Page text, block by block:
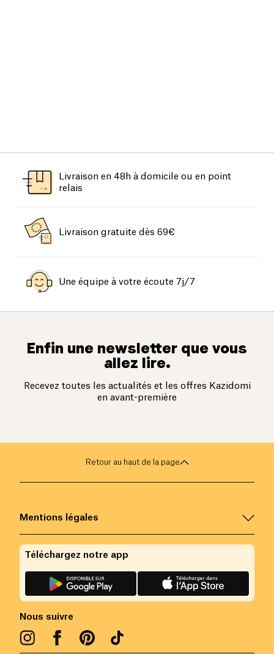
Livraison en 48h à domicile ou en point
relais
Livraison gratuite dès 69€
Une équipe à votre écoute 7j/7
Enfin une newsletter que vous
allez lire.
Recevez toutes les actualités et les offres Kazidomi
en avant-première
Retour au haut de la page
Mentions légales
Nous suivre
Téléchargez notre app